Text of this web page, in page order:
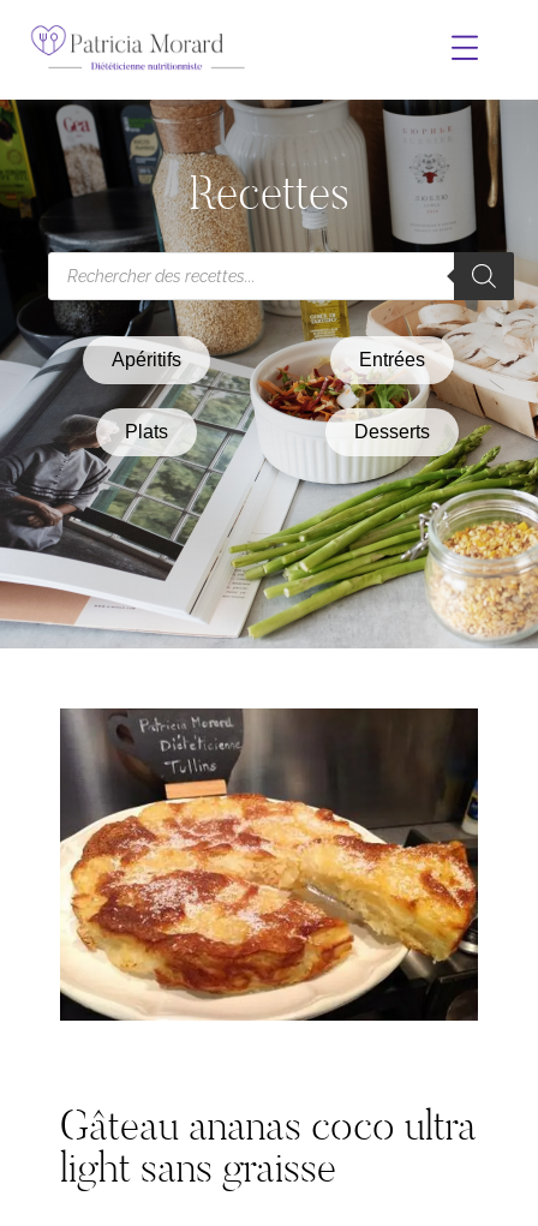
Recettes
Apéritifs Entrées
Plats Desserts
Gâteau ananas coco ultra
light sans graisse